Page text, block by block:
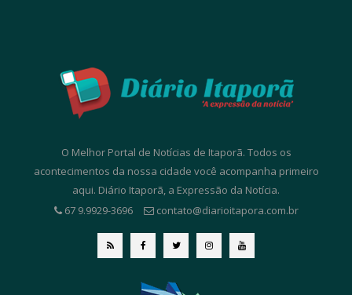
O Melhor Portal de Notícias de Itaporã. Todos os
acontecimentos da nossa cidade você acompanha primeiro
aqui. Diário Itaporã, a Expressão da Notícia.
67 9.9929-3696
contato@diarioitapora.com.br